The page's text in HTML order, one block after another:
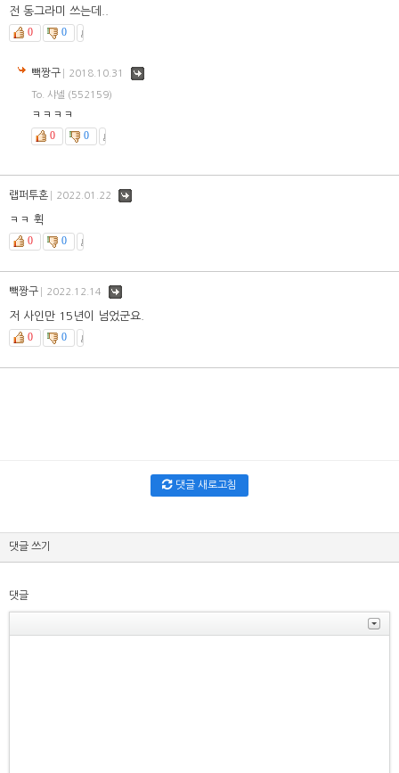
전 동그라미 쓰는데..
0 0
빽짱구 2018.10.31
To. 샤넬 (552159)
ㅋㅋㅋㅋ
0 0
랩퍼투혼 2022.01.22
ㅋㅋ 휙
0 0
빽짱구 2022.12.14
저 사인만 15년이 넘었군요.
0 0
댓글 새로고침
댓글 쓰기
댓글